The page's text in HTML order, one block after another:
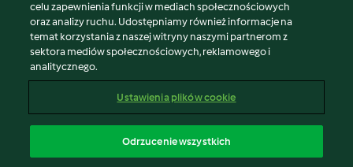
Warunki korzystania
Polityka prywatności
Disclaimer
Znak wydawcy
Zgłoś treść
Oświadczenie o dostępności
celu zapewnienia funkcji w mediach społecznościowych
oraz analizy ruchu. Udostępniamy również informacje na
temat korzystania z naszej witryny naszymi partnerom z
sektora mediów społecznościowych, reklamowego i
analitycznego.
Ustawienia plików cookie
Odrzucenie wszystkich